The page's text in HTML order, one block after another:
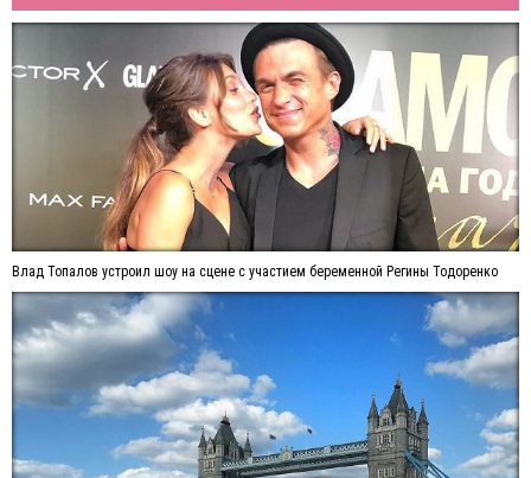
Влад Топалов устроил шоу на сцене с участием беременной Регины Тодоренко